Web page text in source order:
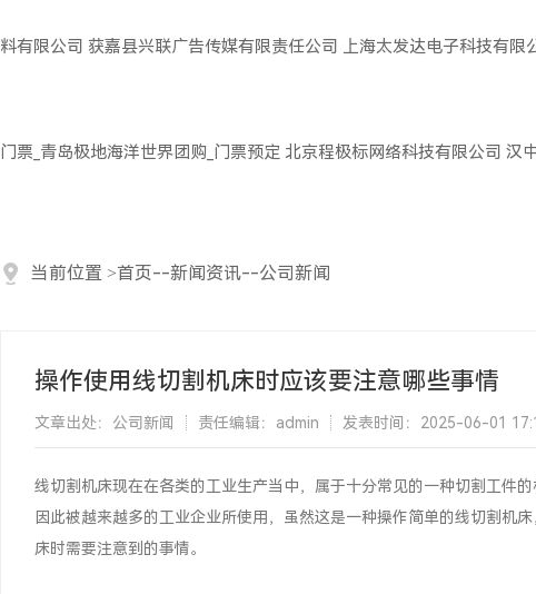
料有限公司 获嘉县兴联广告传媒有限责任公司 上海太发达电子科技有限
门票_青岛极地海洋世界团购_门票预定 北京程极标网络科技有限公司 汉
当前位置 >首页--新闻资讯--公司新闻
操作使用线切割机床时应该要注意哪些事情
文章出处：公司新闻 责任编辑：admin 发表时间：2025-06-01
线切割机床现在在各类的工业生产当中，属于十分常见的一种切割工件
因此被越来越多的工业企业所使用，虽然这是一种操作简单的线切割机
床时需要注意到的事情。